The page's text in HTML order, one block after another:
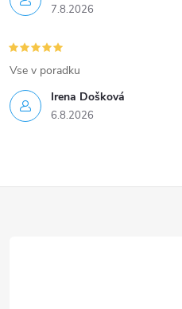
7.8.2026
Irena Došková
6.8.2026
Vse v poradku